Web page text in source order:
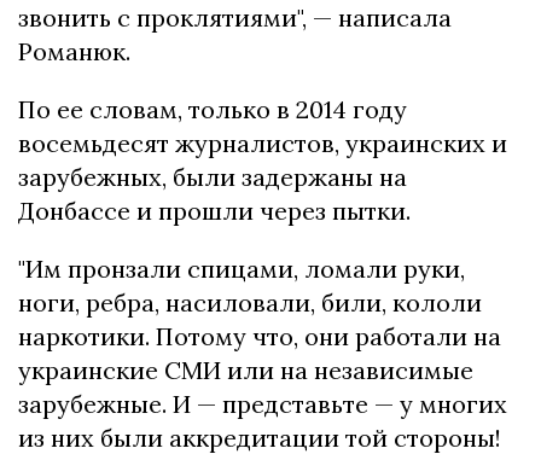
звонить с проклятиями", — написала
Романюк.
По ее словам, только в 2014 году
восемьдесят журналистов, украинских и
зарубежных, были задержаны на
Донбассе и прошли через пытки.
"Им пронзали спицами, ломали руки,
ноги, ребра, насиловали, били, кололи
наркотики. Потому что, они работали на
украинские СМИ или на независимые
зарубежные. И — представьте — у многих
из них были аккредитации той стороны!